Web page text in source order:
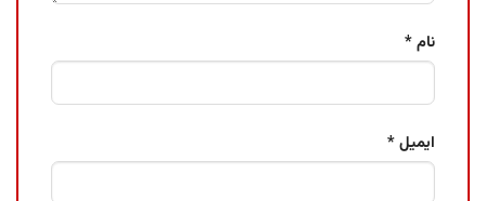
نام*
ایمیل*